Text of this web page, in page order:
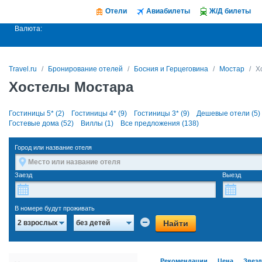
Отели Авиабилеты Ж/Д билеты
Валюта:
Travel.ru Бронирование отелей Босния и Герцеговина Мостар
Хостелы Мостара
Гостиницы 5* (2) Гостиницы 4* (9) Гостиницы 3* (9)
Дешевые отели (5)
Гостевые дома (52)
Виллы (1) Все предложения (138)
Город или название отеля
Заезд Выезд
В номере будут проживать
2 взрослых без детей Найти